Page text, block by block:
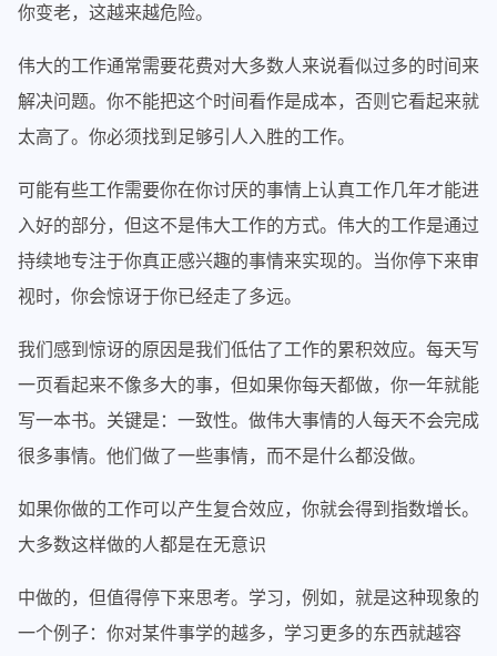
你变老，这越来越危险。
伟大的工作通常需要花费对大多数人来说看似过多的时间来
解决问题。你不能把这个时间看作是成本，否则它看起来就
太高了。你必须找到足够引人入胜的工作。
可能有些工作需要你在你讨厌的事情上认真工作几年才能进
入好的部分，但这不是伟大工作的方式。伟大的工作是通过
持续地专注于你真正感兴趣的事情来实现的。当你停下来审
视时，你会惊讶于你已经走了多远。
我们感到惊讶的原因是我们低估了工作的累积效应。每天写
一页看起来不像多大的事，但如果你每天都做，你一年就能
写一本书。关键是：一致性。做伟大事情的人每天不会完成
很多事情。他们做了一些事情，而不是什么都没做。
如果你做的工作可以产生复合效应，你就会得到指数增长。
大多数这样做的人都是在无意识
中做的，但值得停下来思考。学习，例如，就是这种现象的
一个例子：你对某件事学的越多，学习更多的东西就越容